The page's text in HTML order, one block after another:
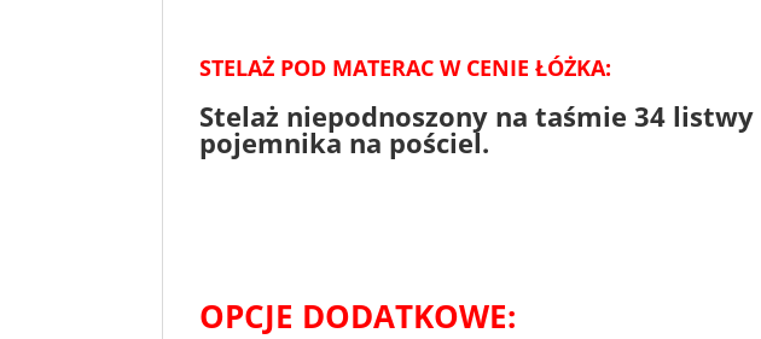
STELAŻ POD MATERAC W CENIE ŁÓŻKA:
Stelaż niepodnoszony na taśmie 34 listwy
pojemnika na pościel.
OPCJE DODATKOWE: